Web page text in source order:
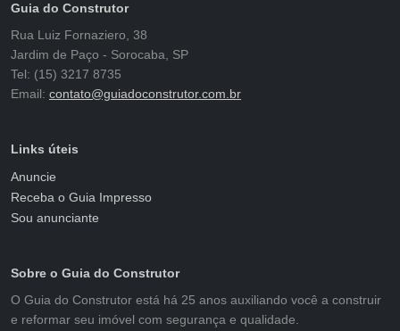
Guia do Construtor
Rua Luiz Fornaziero, 38
Jardim de Paço - Sorocaba, SP
Tel: (15) 3217 8735
Email: contato@guiadoconstrutor.com.br
Links úteis
Anuncie
Receba o Guia Impresso
Sou anunciante
Sobre o Guia do Construtor
O Guia do Construtor está há 25 anos auxiliando você a construir
e reformar seu imóvel com segurança e qualidade.